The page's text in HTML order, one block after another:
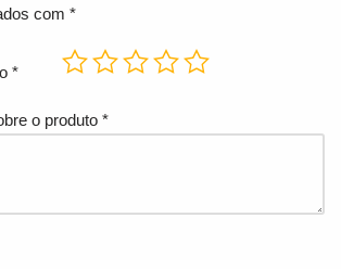
com *
*
o produto *